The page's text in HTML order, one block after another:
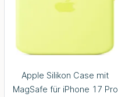
Apple Silikon Case mit
MagSafe für iPhone 17 Pro